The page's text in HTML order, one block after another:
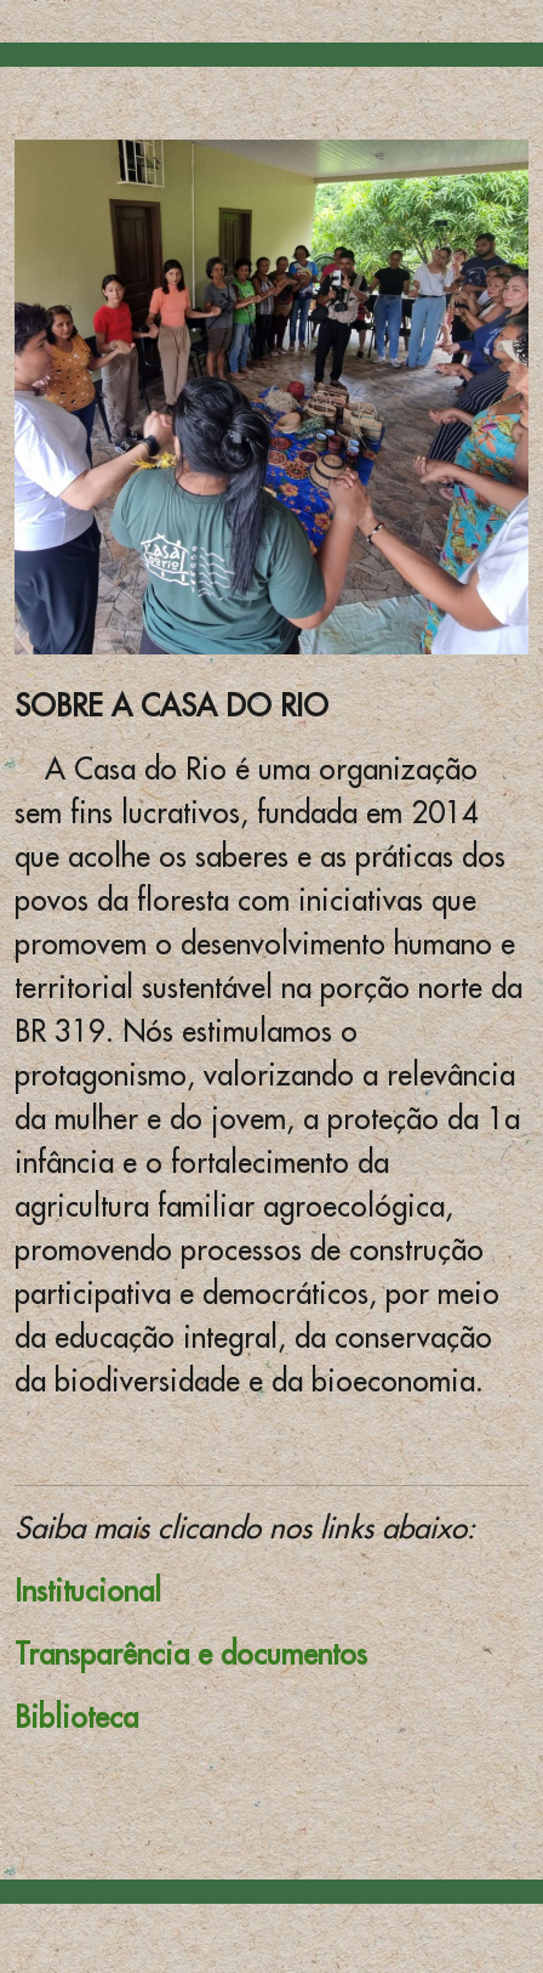
SOBRE A CASA DO RIO
A Casa do Rio é uma organização
sem fins lucrativos, fundada em 2014
que acolhe os saberes e as práticas dos
povos da floresta com iniciativas que
promovem o desenvolvimento humano e
territorial sustentável na porção norte da
BR 319. Nós estimulamos o
protagonismo, valorizando a relevância
da mulher e do jovem, a proteção da 1a
infância e o fortalecimento da
agricultura familiar agroecológica,
promovendo processos de construção
participativa e democráticos, por meio
da educação integral, da conservação
da biodiversidade e da bioeconomia.
Saiba mais clicando nos links abaixo:
Institucional
Transparência e documentos
Biblioteca